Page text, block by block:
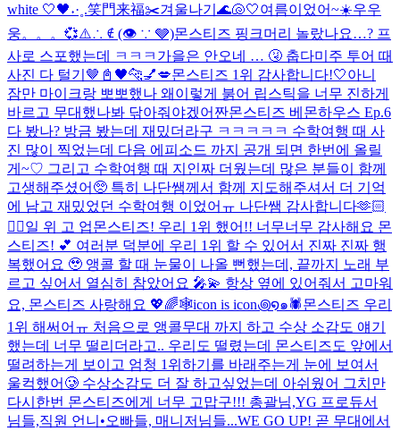
white 🤍🖤˖·˳.笑門来福✂️겨울나기 🌊🐚🤍여름이었어~☀️우우
웅。。。💞⚠️∴ ∉ (👁 ∵ 🩶)몬스티즈 핑크머리 놀랐나요…? 프
사로 스포했는데 ㅋㅋㅋ 가을은 안오네 … 🤧 춥다미주 투어 때
사진 다 털기🤎 📓🖤🐆💅💋몬스티즈 1위 감사합니다!🤍아니
잠만 마이크랑 뽀뽀했나 왜이렇게 붉어 립스틱을 너무 진하게
바르고 무대했나봐 닦아줘야겠어 짠몬스티즈 베몬하우스 Ep.6
다 봤나? 방금 봤는데 재밌더라구 ㅋㅋㅋㅋㅋ 수학여행 때 사
진 많이 찍었는데 다음 에피소드 까지 공개 되면 한번에 올릴
게~♡ 그리고 수학여행 때 지인짜 더웠는데 많은 분들이 함께
고생해주셨어🥺 특히 나단쌤께서 함께 지도해주셔서 더 기억
에 남고 재밌었던 수학여행 이었어ㅠ 나단쌤 감사합니다🫶🏻
❤️‍🔥일 위 고 업몬스티즈! 우리 1위 했어!! 너무너무 감사해요 몬
스티즈! 💕 여러분 덕분에 우리 1위 할 수 있어서 진짜 진짜 행
복했어요 🥹 앵콜 할 때 눈물이 나올 뻔했는데, 끝까지 노래 부
르고 싶어서 열심히 참았어요 🎤💫 항상 옆에 있어줘서 고마워
요, 몬스티즈 사랑해요 💖🌈🕸️icon is icon꩜໑๑🕷️몬스티즈 우리
1위 해써어ㅠ 처음으로 앵콜무대 까지 하고 수상 소감도 얘기
했는데 너무 떨리더라고.. 우리도 떨렸는데 몬스티즈도 앞에서
떨려하는게 보이고 엄청 1위하기를 바래주는게 눈에 보여서
울컥했어🥲 수상소감도 더 잘 하고싶었는데 아쉬웠어 그치만
다시한번 몬스티즈에게 너무 고맙구!!! 총괄님,YG 프로듀서
님들,직원 언니•오빠들, 매니저님들...WE GO UP! 곧 무대에서